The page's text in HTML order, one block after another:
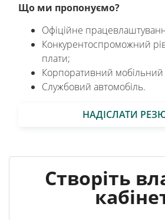
Що ми пропонуємо?
Офіційне
Конкурентоспроможний
плати;
Корпоративний мобільний
Службовий автомобіль.
НАДІСЛАТИ
Створіть